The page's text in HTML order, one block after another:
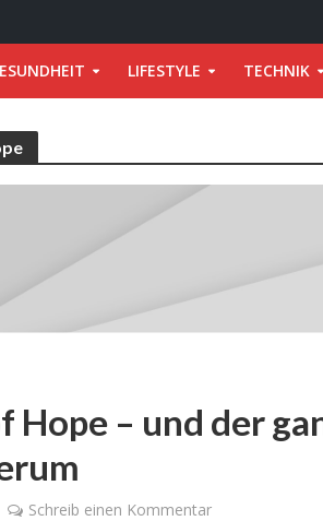
LIFESTYLE TECHNIK
Hope – und der
Schreib einen Kommentar